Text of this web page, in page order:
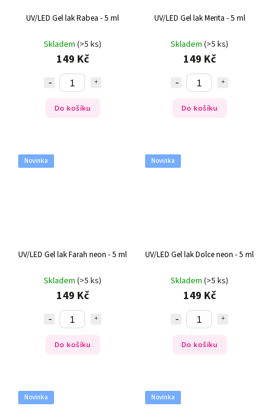
UV/LED Gel lak Rabea - 5 ml
Skladem (>5 ks)
149 Kč
Do košíku
UV/LED Gel lak Merita - 5 ml
Skladem (>5 ks)
149 Kč
Do košíku
Novinka
UV/LED Gel lak Farah neon - 5 ml
Skladem (>5 ks)
149 Kč
Do košíku
Novinka
UV/LED Gel lak Dolce neon - 5 ml
Skladem (>5 ks)
149 Kč
Do košíku
Novinka Novinka